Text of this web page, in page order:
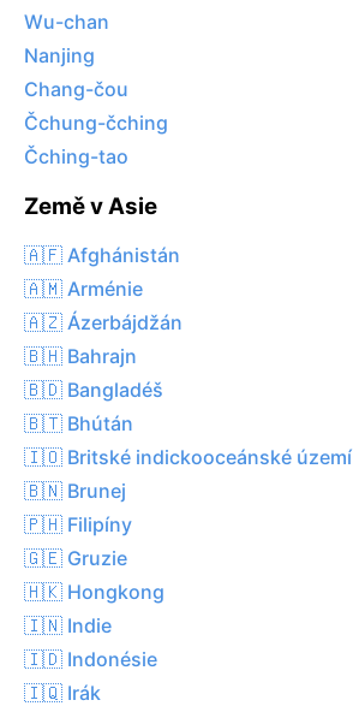
Wu-chan
Nanjing
Chang-čou
Čchung-čching
Čching-tao
Země v Asie
🇦🇫 Afghánistán
🇦🇲 Arménie
🇦🇿 Ázerbájdžán
🇧🇭 Bahrajn
🇧🇩 Bangladéš
🇧🇹 Bhútán
🇮🇴 Britské indickooceánské území
🇧🇳 Brunej
🇵🇭 Filipíny
🇬🇪 Gruzie
🇭🇰 Hongkong
🇮🇳 Indie
🇮🇩 Indonésie
🇮🇶 Irák